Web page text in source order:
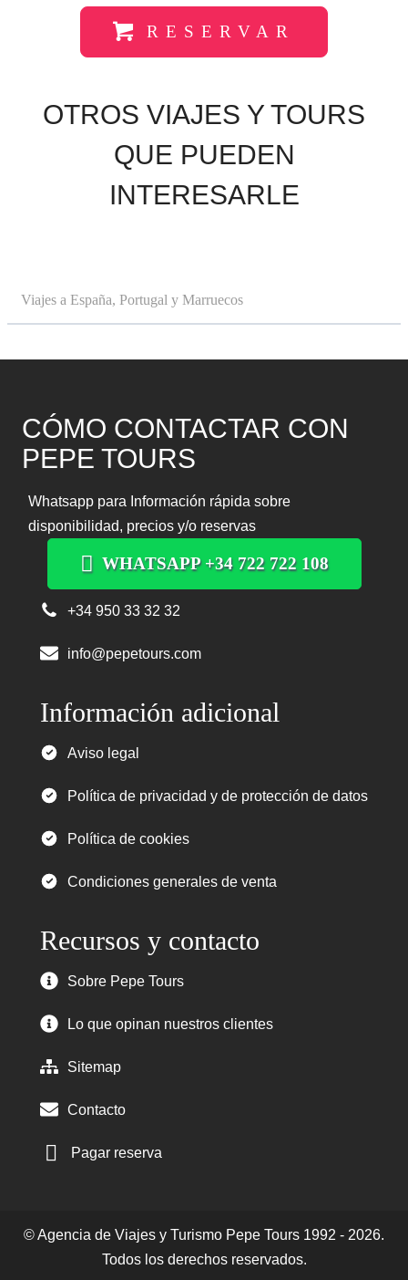
RESERVAR
OTROS VIAJES Y TOURS
QUE PUEDEN
INTERESARLE
Viajes a España, Portugal y Marruecos
CÓMO CONTACTAR CON
PEPE TOURS
Whatsapp para Información rápida sobre
disponibilidad, precios y/o reservas
WHATSAPP +34 722 722 108
+34 950 33 32 32
info@pepetours.com
Información adicional
Aviso legal
Política de privacidad y de protección de datos
Política de cookies
Condiciones generales de venta
Recursos y contacto
Sobre Pepe Tours
Lo que opinan nuestros clientes
Sitemap
Contacto
Pagar reserva
© Agencia de Viajes y Turismo Pepe Tours 1992 - 2026.
Todos los derechos reservados.